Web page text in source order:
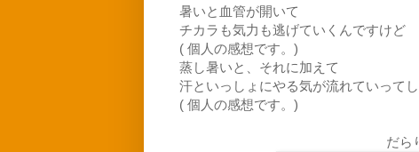
暑いと血管が開いて
チカラも気力も逃げていくんですけど
( 個人の感想です。)
蒸し暑いと、それに加えて
汗といっしょにやる気が流れていってし
( 個人の感想です。)
だら